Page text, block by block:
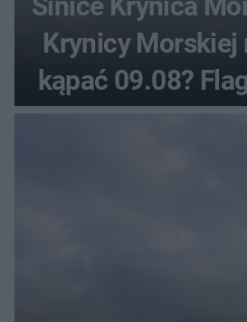
Krynicy Morskiej
kąpać 09.08?